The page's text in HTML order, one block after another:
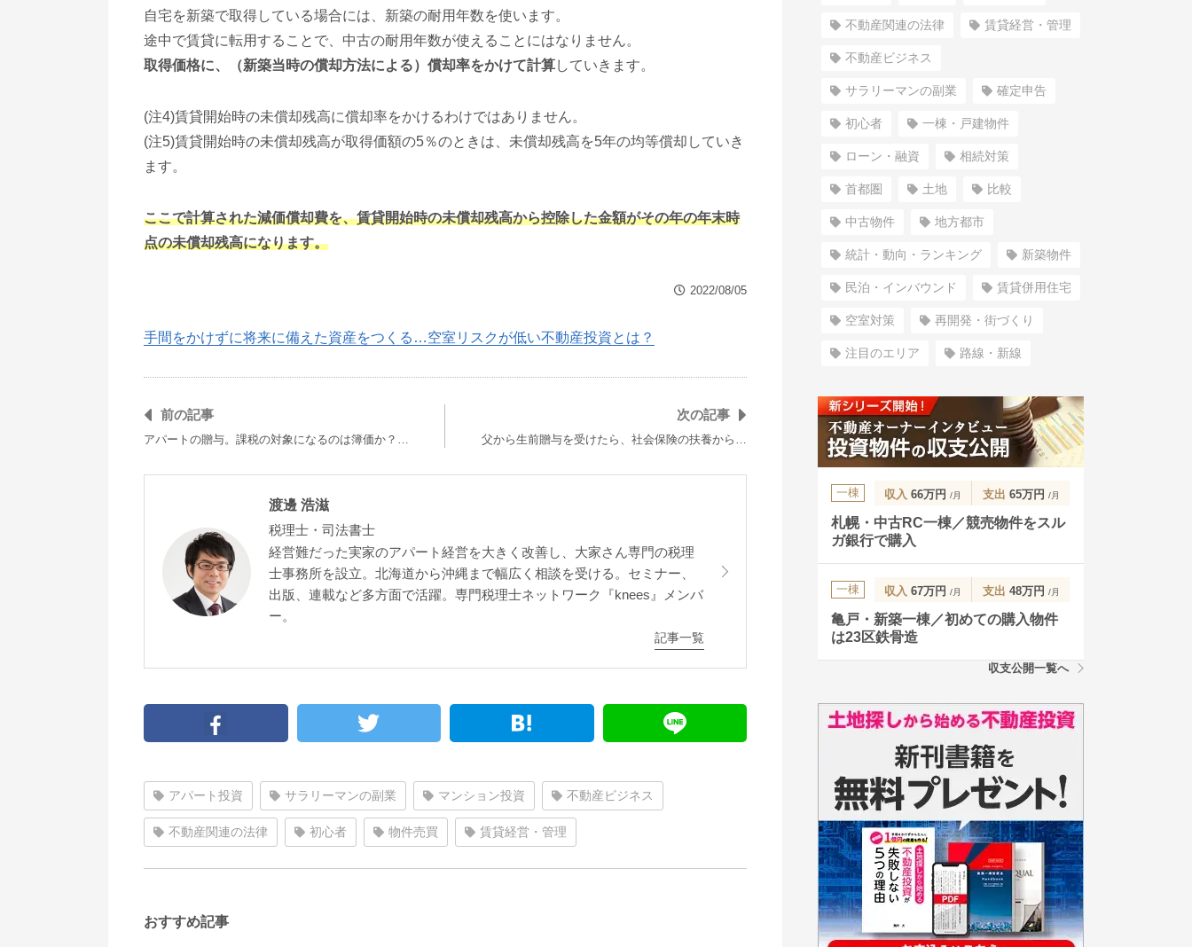
自宅を新築で取得している場合には、新築の耐用年数を使います。
途中で賃貸に転用することで、中古の耐用年数が使えることにはなりません。
取得価格に、（新築当時の償却方法による）償却率をかけて計算していきます。
(注4)賃貸開始時の未償却残高に償却率をかけるわけではありません。
(注5)賃貸開始時の未償却残高が取得価額の5％のときは、未償却残高を5年の均等償却していき
ます。
ここで計算された減価償却費を、賃貸開始時の未償却残高から控除した金額がその年の年末時
点の未償却残高になります。
2022/08/05
手間をかけずに将来に備えた資産をつくる…空室リスクが低い不動産投資とは？
前の記事
アパートの贈与。課税の対象になるのは簿価か？…
次の記事
父から生前贈与を受けたら、社会保険の扶養から…
渡邊 浩滋
税理士・司法書士
経営難だった実家のアパート経営を大きく改善し、大家さん専門の税理
士事務所を設立。北海道から沖縄まで幅広く相談を受ける。セミナー、
出版、連載など多方面で活躍。専門税理士ネットワーク『knees』メンバ
ー。
記事一覧
アパート投資 サラリーマンの副業 マンション投資 不動産ビジネス
不動産関連の法律 初心者 物件売買 賃貸経営・管理
おすすめ記事
不動産関連の法律 賃貸経営・管理
不動産ビジネス
サラリーマンの副業 確定申告
初心者 一棟・戸建物件
ローン・融資 相続対策
首都圏 土地 比較
中古物件 地方都市
統計・動向・ランキング 新築物件
民泊・インバウンド 賃貸併用住宅
空室対策 再開発・街づくり
注目のエリア 路線・新線
一棟 収入 66万円 /月 支出 65万円 /月
札幌・中古RC一棟／競売物件をスル
ガ銀行で購入
一棟 収入 67万円 /月 支出 48万円 /月
亀戸・新築一棟／初めての購入物件
は23区鉄骨造
収支公開一覧へ